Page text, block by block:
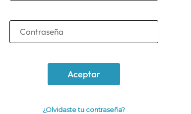
¿Olvidaste tu contraseña?